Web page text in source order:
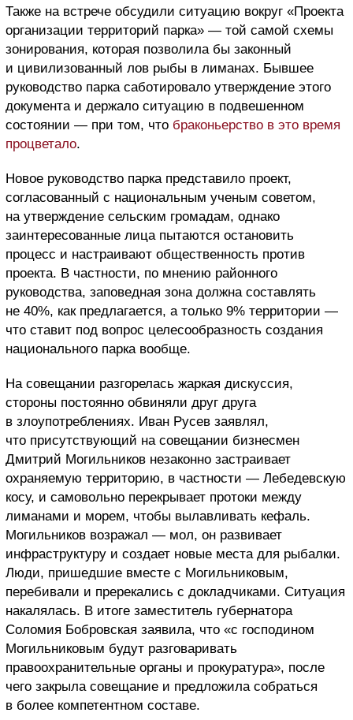
Также на встрече обсудили ситуацию вокруг «Проекта
организации территорий парка» — той самой схемы
зонирования, которая позволила бы законный
и цивилизованный лов рыбы в лиманах. Бывшее
руководство парка саботировало утверждение этого
документа и держало ситуацию в подвешенном
состоянии — при том, что браконьерство в это время
процветало.
Новое руководство парка представило проект,
согласованный с национальным ученым советом,
на утверждение сельским громадам, однако
заинтересованные лица пытаются остановить
процесс и настраивают общественность против
проекта. В частности, по мнению районного
руководства, заповедная зона должна составлять
не 40%, как предлагается, а только 9% территории —
что ставит под вопрос целесообразность создания
национального парка вообще.
На совещании разгорелась жаркая дискуссия,
стороны постоянно обвиняли друг друга
в злоупотреблениях. Иван Русев заявлял,
что присутствующий на совещании бизнесмен
Дмитрий Могильников незаконно застраивает
охраняемую территорию, в частности — Лебедевскую
косу, и самовольно перекрывает протоки между
лиманами и морем, чтобы вылавливать кефаль.
Могильников возражал — мол, он развивает
инфраструктуру и создает новые места для рыбалки.
Люди, пришедшие вместе с Могильниковым,
перебивали и пререкались с докладчиками. Ситуация
накалялась. В итоге заместитель губернатора
Соломия Бобровская заявила, что «с господином
Могильниковым будут разговаривать
правоохранительные органы и прокуратура», после
чего закрыла совещание и предложила собраться
в более компетентном составе.